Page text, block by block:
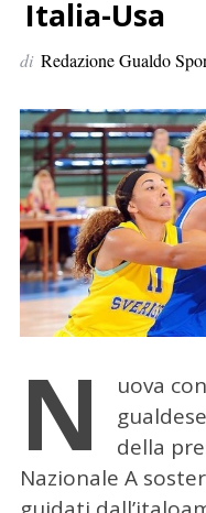
e
r
Italia-Usa
di Redazione Gualdo
N
uova
gualdese
della
Nazionale A